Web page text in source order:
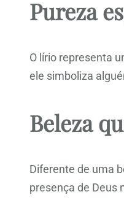
Pureza
O lírio representa
ele simboliza
Beleza
Diferente de uma
presença de Deus